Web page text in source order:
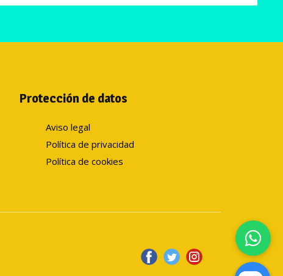
Protección de datos
Aviso legal
Política de privacidad
Política de cookies